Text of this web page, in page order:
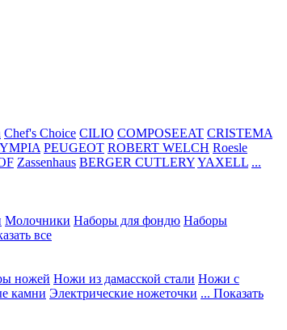
Chef's Choice CILIO COMPOSEEAT CRISTEMA
PEUGEOT ROBERT WELCH Roesle
Zassenhaus BERGER CUTLERYYAXELL ...
Молочники Наборы для фондю Наборы
все
ножей Ножи из дамасской стали Ножи с
камни Электрические ножеточки ... Показать